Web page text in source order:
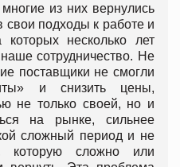
из них вернулись
свои подходы к работе и
которых несколько лет
сотрудничество. Не
поставщики не смогли
и снизить цены,
не только своей, но и
на рынке, сильнее
сложный период и не
которую сложно или